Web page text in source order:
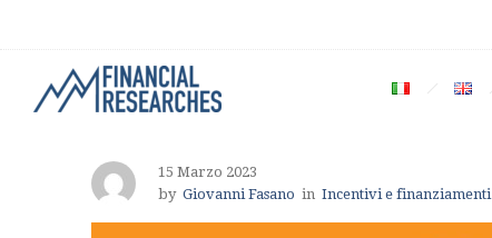
15 Marzo 2023
by Giovanni Fasano in Incentivi e finanziamenti